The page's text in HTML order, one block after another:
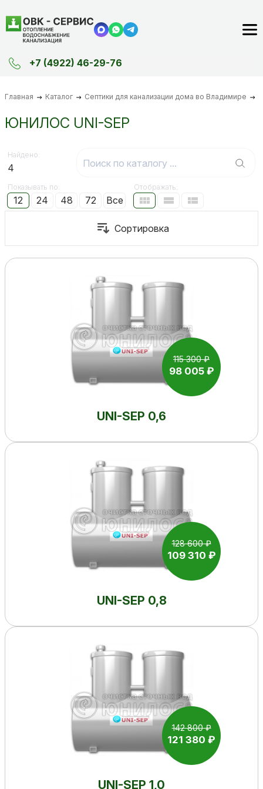
+7 (4922) 46-29-76
Главная Каталог Септики для канализации дома во Владимире
ЮНИЛОС UNI-SEP
Показывать по:
12 24 48 72 Все
Отображать:
Найдено:
4
115 300 ₽
98 005 ₽
UNI-SEP 0,6
128 600 ₽
109 310 ₽
UNI-SEP 0,8
142 800 ₽
121 380 ₽
UNI-SEP 1,0